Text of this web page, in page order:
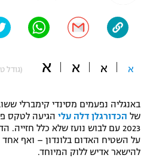
"מחצית בשכונה" – פודקאסט
תקנון עבור פעילות אלקטרה
תקנון עבור פעילות ספורט 1 – "מרלן"
טניס
גיימינג E-Sports
אופניים
פוטבול אמריקאי NFL
בייסבול MLB
א א א א (גודל
באנגליה נפעמים מסינדי קימברלי
של הכדורגלן דלה עלי הגיעה לטקס
2023 עם לבוש נועז שלא כלל
על השטיח האדום בלונדון – ואף אחד
להישאר אדיש ללוק המיוחד.